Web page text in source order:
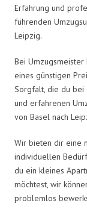
Erfahrung und
führenden
Leipzig.
Bei
eines günstigen
Sorgfalt, die du bei
und erfahrenen
von Basel nach
Wir bieten dir eine
individuellen
du ein kleines
möchtest, wir
problemlos